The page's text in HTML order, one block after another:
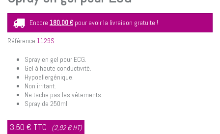
Encore 180,00 € pour avoir la livraison gratuite !
Référence 1129S
Spray en gel pour ECG.
Gel à haute conductivité.
Hypoallergénique.
Non irritant.
Ne tache pas les vêtements.
Spray de 250ml.
3,50 € TTC (2,92 € HT)